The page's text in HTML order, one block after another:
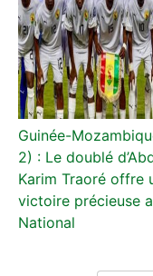
Guinée-
2) : Le doublé
Karim Traoré offre
victoire précieuse
National